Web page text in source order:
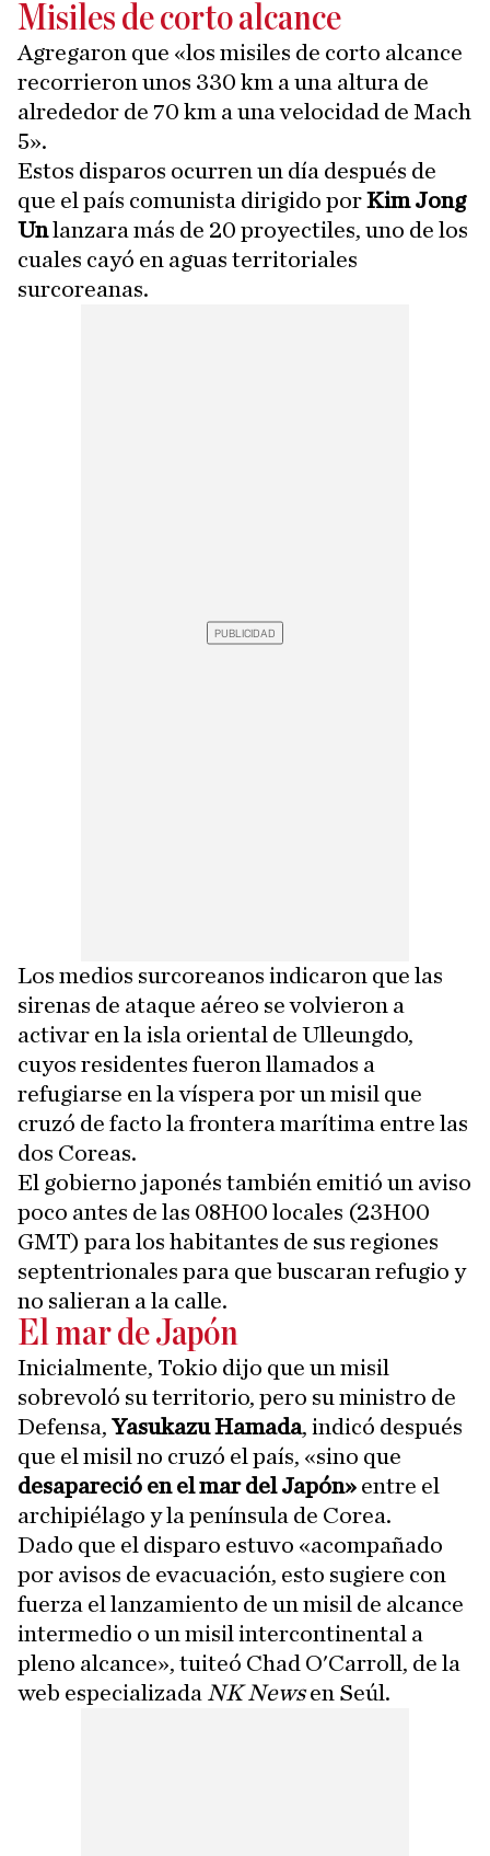
Misiles de corto alcance
Agregaron que «los misiles de corto alcance
recorrieron unos 330 km a una altura de
alrededor de 70 km a una velocidad de Mach
5».
Estos disparos ocurren un día después de
que el país comunista dirigido porKim Jong
Unlanzara más de 20 proyectiles, uno de los
cuales cayó en aguas territoriales
surcoreanas.
Los medios surcoreanos indicaron que las
sirenas de ataque aéreo se volvieron a
activar en la isla oriental de Ulleungdo,
cuyos residentes fueron llamados a
refugiarse en la víspera por un misil que
cruzó de facto la frontera marítima entre las
dos Coreas.
El gobierno japonés también emitió un aviso
poco antes de las 08H00 locales (23H00
GMT) para los habitantes de sus regiones
septentrionales para que buscaran refugio y
no salieran a la calle.
El mar de Japón
Inicialmente, Tokio dijo que un misil
sobrevoló su territorio, pero su ministro de
Defensa, Yasukazu Hamada, indicó después
que el misil no cruzó el país, «sino que
desapareció en el mar del Japón» entre el
archipiélago y la península de Corea.
Dado que el disparo estuvo «acompañado
por avisos de evacuación, esto sugiere con
fuerza el lanzamiento de un misil de alcance
intermedio o un misil intercontinental a
pleno alcance», tuiteó Chad O'Carroll, de la
web especializada NK Newsen Seúl.